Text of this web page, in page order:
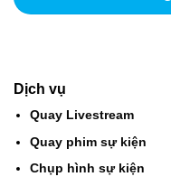
Dịch vụ
Quay Livestream
Quay phim sự kiện
Chụp hình sự kiện